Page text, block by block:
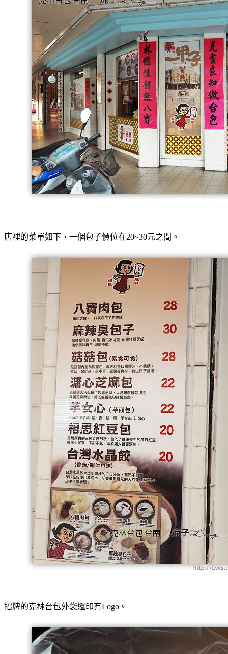
店裡的菜單如下，一個包子價位在20~30元之間。
招牌的克林台包外袋還印有Logo。